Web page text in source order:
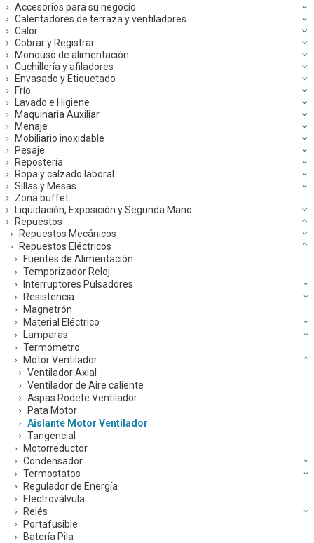
Accesorios para su negocio
Calentadores de terraza y ventiladores
Calor
Cobrar y Registrar
Monouso de alimentación
Cuchillería y afiladores
Envasado y Etiquetado
Frío
Lavado e Higiene
Maquinaria Auxiliar
Menaje
Mobiliario inoxidable
Pesaje
Repostería
Ropa y calzado laboral
Sillas y Mesas
Zona buffet
Liquidación, Exposición y Segunda Mano
Repuestos
Repuestos Mecánicos
Repuestos Eléctricos
Fuentes de Alimentación
Temporizador Reloj
Interruptores Pulsadores
Resistencia
Magnetrón
Material Eléctrico
Lamparas
Termómetro
Motor Ventilador
Ventilador Axial
Ventilador de Aire caliente
Aspas Rodete Ventilador
Pata Motor
Aislante Motor Ventilador
Tangencial
Motorreductor
Condensador
Termostatos
Regulador de Energía
Electroválvula
Relés
Portafusible
Batería Pila